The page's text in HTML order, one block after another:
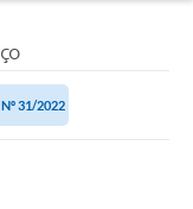
Nº 31/2022